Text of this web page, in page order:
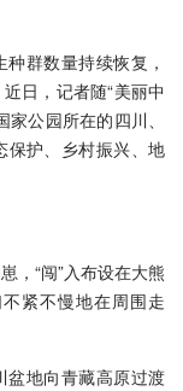
群数量持续恢复，
日，记者随“美丽中
公园所在的四川、
保护、乡村振兴、地
，“闯”入布设在大熊
紧不慢地在周围走
盆地向青藏高原过渡